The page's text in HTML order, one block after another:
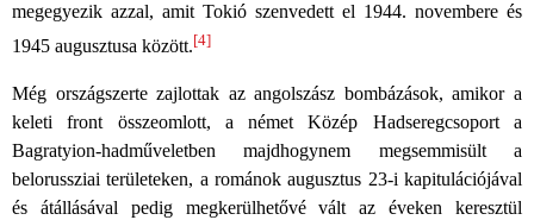
megegyezik azzal, amit Tokió szenvedett el 1944. novembere és
1945 augusztusa között.[4]
Még országszerte zajlottak az angolszász bombázások, amikor a
keleti front összeomlott, a német Közép Hadseregcsoport a
Bagratyion-hadműveletben majdhogynem megsemmisült a
belorussziai területeken, a románok augusztus 23-i kapitulációjával
és átállásával pedig megkerülhetővé vált az éveken keresztül